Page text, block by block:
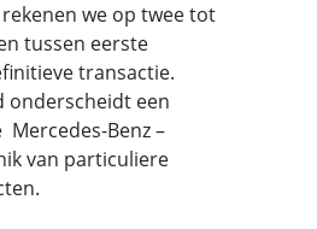
we op twee tot
tussen eerste
transactie.
onderscheidt een
Benz –
van particuliere